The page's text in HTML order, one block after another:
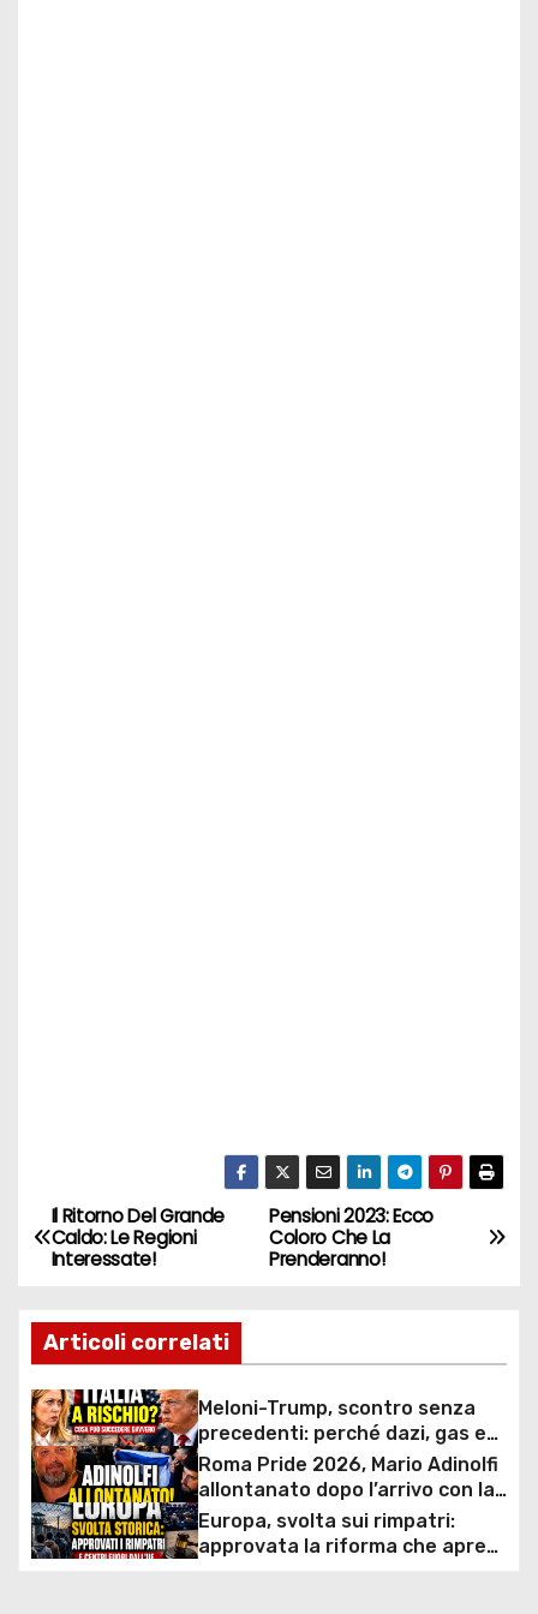
N
a
v
i
g
a
z
Pensioni 2023: Ecco
Coloro Che La
Prenderanno!
Il Ritorno Del Grande
Caldo: Le Regioni
Interessate!
Articoli correlati
Meloni-Trump, scontro senza
precedenti: perché dazi, gas e
rapporti diplomatici possono
costare caro all’Italia
Roma Pride 2026, Mario Adinolfi
allontanato dopo l’arrivo con la
bandiera di Israele: scontro
politico e polemiche sui diritti
Europa, svolta sui rimpatri:
approvata la riforma che apre